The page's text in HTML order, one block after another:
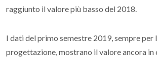
raggiunto il valore più basso del 2018.
I dati del primo semestre 2019, sempre per
progettazione, mostrano il valore ancora in